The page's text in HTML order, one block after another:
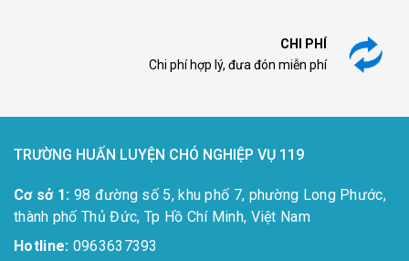
CHI PHÍ
Chi phí hợp lý, đưa đón miễn phí
TRƯỜNG HUẤN LUYỆN CHÓ NGHIỆP VỤ 119
Cơ sở 1: 98 đường số 5, khu phố 7, phường Long Phước,
thành phố Thủ Đức, Tp Hồ Chí Minh, Việt Nam
Hotline: 0963637393​